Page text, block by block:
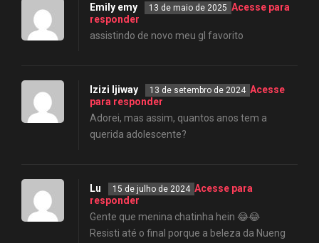
Emily emy 13 de maio de 2025 Acesse para
responder
assistindo de novo meu gl favorito
Izizi Ijiway 13 de setembro de 2024 Acesse
para responder
Adorei, mas assim, quantos anos tem a
querida adolescente?
Lu 15 de julho de 2024 Acesse para
responder
Gente que menina chatinha hein 😂😂
Resisti até o final porque a beleza da Nueng